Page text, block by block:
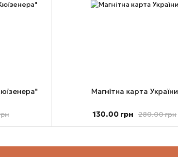
Магнітна карта України
280.00 грн
130.00 грн